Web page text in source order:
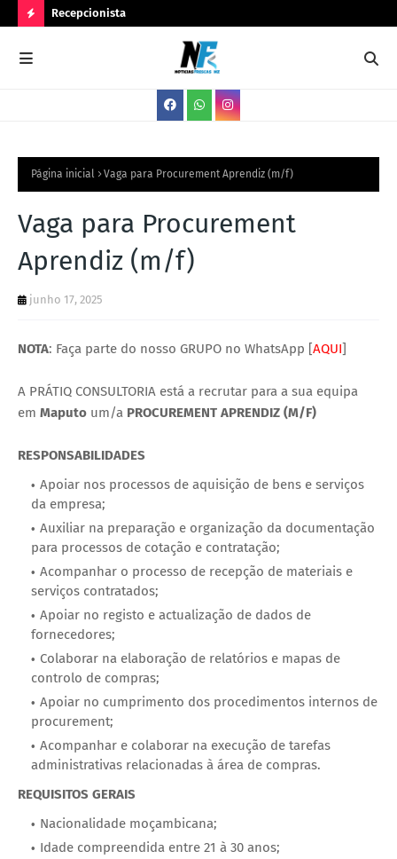
O
V
G
A
Recepcionista
Página inicial Vaga para Procurement Aprendiz (m/f)
Vaga para Procurement
Aprendiz (m/f)
junho 17, 2025
NOTA: Faça parte do nosso GRUPO no WhatsApp [AQUI]
A PRÁTIQ CONSULTORIA está a recrutar para a sua equipa
em Maputo um/a PROCUREMENT APRENDIZ (M/F)
RESPONSABILIDADES
Apoiar nos processos de aquisição de bens e serviços
da empresa;
Auxiliar na preparação e organização da documentação
para processos de cotação e contratação;
Acompanhar o processo de recepção de materiais e
serviços contratados;
Apoiar no registo e actualização de dados de
fornecedores;
Colaborar na elaboração de relatórios e mapas de
controlo de compras;
Apoiar no cumprimento dos procedimentos internos de
procurement;
Acompanhar e colaborar na execução de tarefas
administrativas relacionadas à área de compras.
REQUISITOS GERAIS
Nacionalidade moçambicana;
Idade compreendida entre 21 à 30 anos;